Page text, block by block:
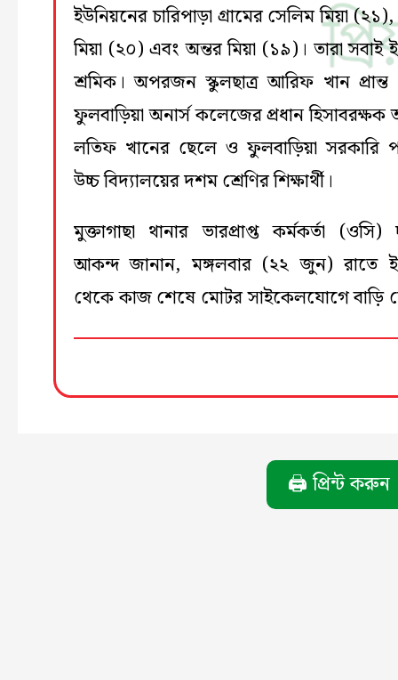
ইউনিয়নের চারিপাড়া গ্রামের সেলিম মিয়া
মিয়া (২০) এবং অন্তর মিয়া (১৯)। তারা সবাই
শ্রমিক। অপরজন স্কুলছাত্র আরিফ খান
ফুলবাড়িয়া অনার্স কলেজের প্রধান
লতিফ খানের ছেলে ও ফুলবাড়িয়া সরকারি
উচ্চ বিদ্যালয়ের দশম শ্রেণির শিক্ষার্থী।
মুক্তাগাছা থানার ভারপ্রাপ্ত কর্মকর্তা
আকন্দ জানান, মঙ্গলবার (২২ জুন) রাতে
থেকে কাজ শেষে মোটর সাইকেলযোগে বাড়ি
🖨️ প্রিন্ট করুন